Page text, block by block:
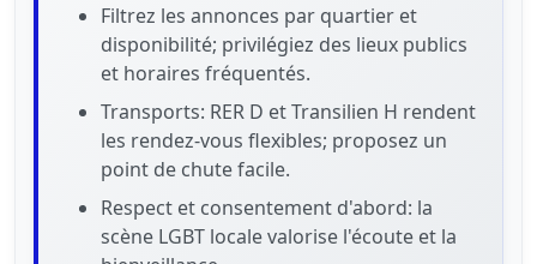
Filtrez les annonces par quartier et
disponibilité; privilégiez des lieux publics
et horaires fréquentés.
Transports: RER D et Transilien H rendent
les rendez-vous flexibles; proposez un
point de chute facile.
Respect et consentement d'abord: la
scène LGBT locale valorise l'écoute et la